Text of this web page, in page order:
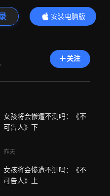
安装电脑版
内容更精彩
关注
女孩将会惨遭不测吗：《不
可告人》下
昨天
女孩将会惨遭不测吗：《不
可告人》上